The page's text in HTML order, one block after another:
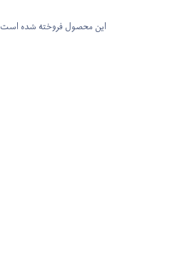
این محصول فروخته شده است